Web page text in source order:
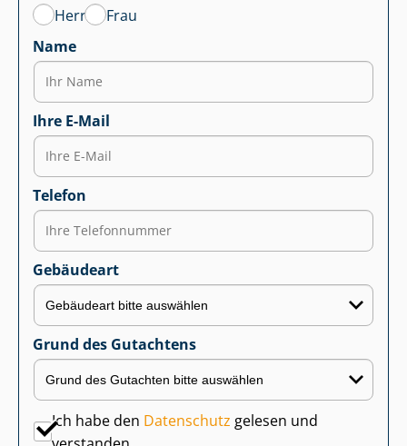
Herr
Frau
Name
Ihre E-Mail
Telefon
Gebäudeart
Grund des Gutachtens
Ich habe den Datenschutz gelesen und